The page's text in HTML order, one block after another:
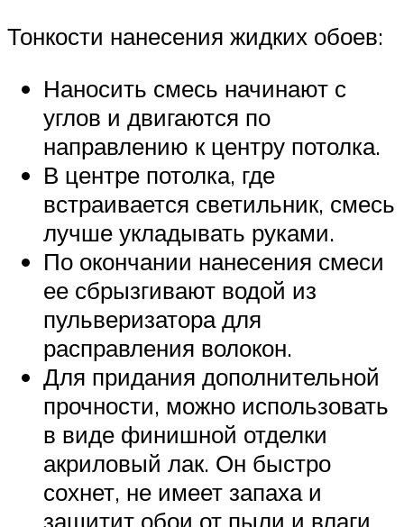
Тонкости нанесения жидких обоев:
Наносить смесь начинают с
углов и двигаются по
направлению к центру потолка.
В центре потолка, где
встраивается светильник, смесь
лучше укладывать руками.
По окончании нанесения смеси
ее сбрызгивают водой из
пульверизатора для
расправления волокон.
Для придания дополнительной
прочности, можно использовать
в виде финишной отделки
акриловый лак. Он быстро
сохнет, не имеет запаха и
защитит обои от пыли и влаги.